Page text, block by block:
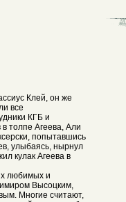
Клей, он же
все
КГБ и
толпе Агеева, Али
попытавшись
улыбаясь, нырнул
кулак Агеева в
любимых и
Высоцким,
Многие считают,